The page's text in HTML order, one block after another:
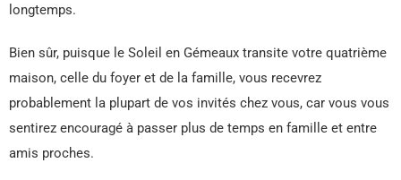
longtemps.
Bien sûr, puisque le Soleil en Gémeaux transite votre quatrième
maison, celle du foyer et de la famille, vous recevrez
probablement la plupart de vos invités chez vous, car vous vous
sentirez encouragé à passer plus de temps en famille et entre
amis proches.